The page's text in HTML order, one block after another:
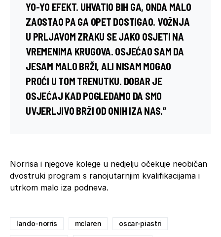
YO-YO EFEKT. UHVATIO BIH GA, ONDA MALO
ZAOSTAO PA GA OPET DOSTIGAO. VOŽNJA
U PRLJAVOM ZRAKU SE JAKO OSJETI NA
VREMENIMA KRUGOVA. OSJEĆAO SAM DA
JESAM MALO BRŽI, ALI NISAM MOGAO
PROĆI U TOM TRENUTKU. DOBAR JE
OSJEĆAJ KAD POGLEDAMO DA SMO
UVJERLJIVO BRŽI OD ONIH IZA NAS.”
Norrisa i njegove kolege u nedjelju očekuje neobičan
dvostruki program s ranojutarnjim kvalifikacijama i
utrkom malo iza podneva.
lando-norris mclaren oscar-piastri